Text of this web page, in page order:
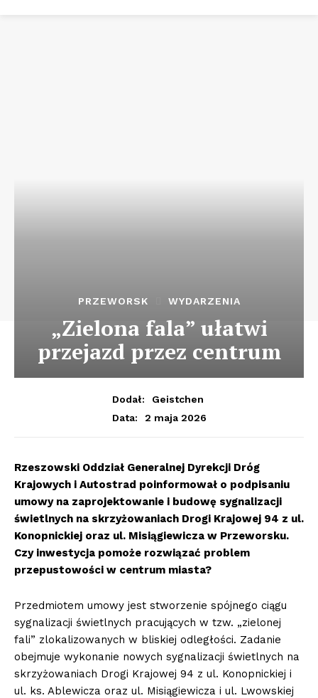
PRZEWORSK WYDARZENIA
„Zielona fala” ułatwi
przejazd przez centrum
Dodał:
Geistchen
Data:
2 maja 2026
Rzeszowski Oddział Generalnej Dyrekcji Dróg
Krajowych i Autostrad poinformował o podpisaniu
umowy na zaprojektowanie i budowę sygnalizacji
świetlnych na skrzyżowaniach Drogi Krajowej 94 z ul.
Konopnickiej oraz ul. Misiągiewicza w Przeworsku.
Czy inwestycja pomoże rozwiązać problem
przepustowości w centrum miasta?
Przedmiotem umowy jest stworzenie spójnego ciągu
sygnalizacji świetlnych pracujących w tzw. „zielonej
fali” zlokalizowanych w bliskiej odległości. Zadanie
obejmuje wykonanie nowych sygnalizacji świetlnych na
skrzyżowaniach Drogi Krajowej 94 z ul. Konopnickiej i
ul. ks. Ablewicza oraz ul. Misiągiewicza i ul. Lwowskiej